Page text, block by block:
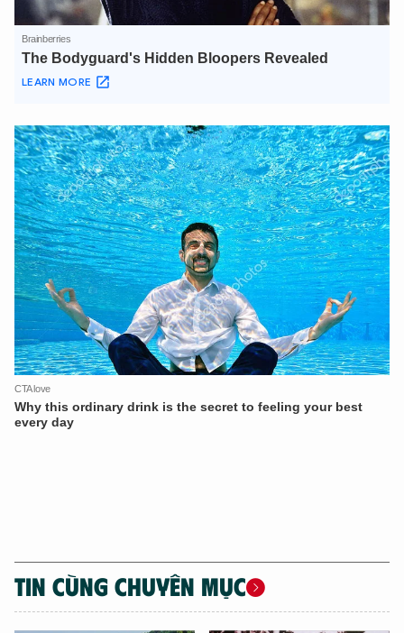
TIN CÙNG CHUYÊN MỤC
XIN CHÀO,
TÔI LÀ CHATBOT CỦA
Hãy hỏi tôi bất kỳ điều gì bạn cần biết về